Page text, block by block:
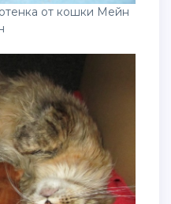
от кошки Мейн